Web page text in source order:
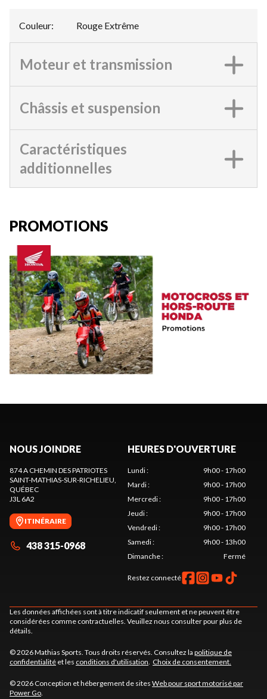
Couleur: Rouge Extrême
Moteur et transmission
Châssis et suspension
Caractéristiques
additionnelles
PROMOTIONS
NOUS JOINDRE
874 A CHEMIN DES PATRIOTES
SAINT-MATHIAS-SUR-RICHELIEU,
QUÉBEC
J3L 6A2
ITINÉRAIRE
438 315-0968
HEURES D'OUVERTURE
Lundi:
9h00 - 17h00
Mardi:
9h00 - 17h00
Mercredi:
9h00 - 17h00
Jeudi:
9h00 - 17h00
Vendredi:
9h00 - 17h00
Samedi:
9h00 - 13h00
Dimanche: Fermé
Restez connecté
Les données affichées sont à titre indicatif seulement et ne peuvent être
considérées comme contractuelles. Veuillez nous consulter pour plus de
détails.
© 2026 Mathias Sports. Tous droits réservés. Consultez la politique de
confidentialité et les conditions d'utilisation. Choix de consentement.
© 2026 Conception et hébergement de sites Web pour sport motorisé par
Power Go.